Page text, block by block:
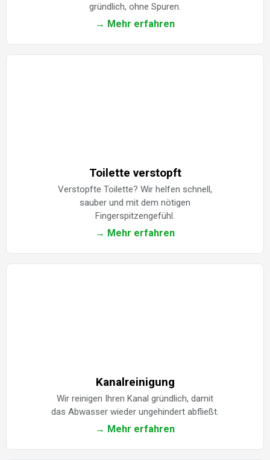
gründlich, ohne Spuren.
→ Mehr erfahren
Toilette verstopft
Verstopfte Toilette? Wir helfen schnell,
sauber und mit dem nötigen
Fingerspitzengefühl.
→ Mehr erfahren
Kanalreinigung
Wir reinigen Ihren Kanal gründlich, damit
das Abwasser wieder ungehindert abfließt.
→ Mehr erfahren